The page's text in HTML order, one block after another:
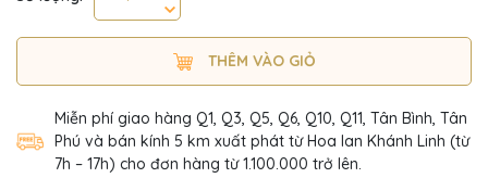
THÊM VÀO GIỎ
Miễn phí giao hàng Q1, Q3, Q5, Q6, Q10, Q11, Tân Bình, Tân
Phú và bán kính 5 km xuất phát từ Hoa lan Khánh Linh (từ
7h – 17h) cho đơn hàng từ 1.100.000 trở lên.